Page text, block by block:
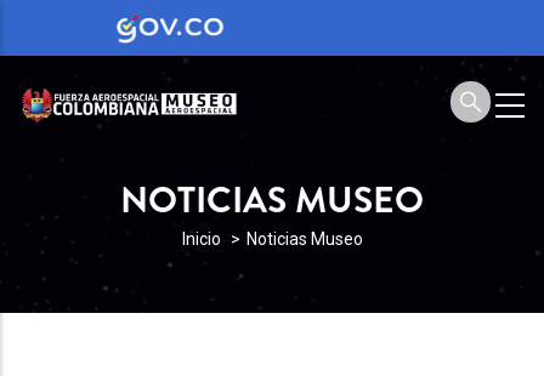
NOTICIAS MUSEO
SOBRESCRIBIR
ENLACES
DE
Inicio Noticias Museo